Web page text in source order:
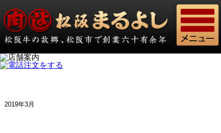
2019年3月